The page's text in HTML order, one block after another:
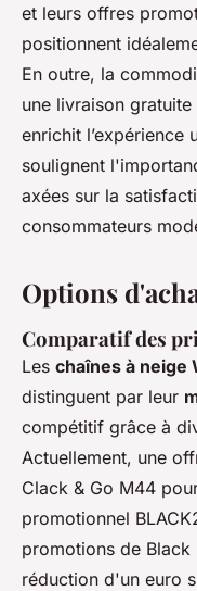
et leurs offres
positionnent
En outre, la
une livraison
enrichit l’expérience
soulignent
axées sur la
consommateurs
Options
Comparatif des
Les chaînes à neige
distinguent par leur
compétitif grâce à
Actuellement, une
Clack & Go M44
promotionnel
promotions de
réduction d'un euro